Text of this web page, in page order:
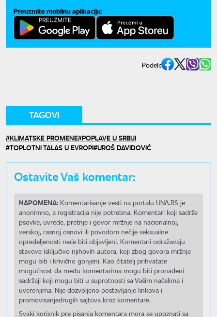
Preuzmite mobilnu aplikaciju:
Podeli:
TAGOVI
KLIMATSKE PROMENE POPLAVE U SRBIJI
TOPLOTNI TALAS U EVROPI UROŠ DAVIDOVIĆ
Ostavite Vaš komentar:
NAPOMENA: Komentarisanje vesti na portalu UNA.RS je
anonimno, a registracija nije potrebna. Komentari koji sadrže
psovke, uvrede, pretnje i govor mržnje na nacionalnoj,
verskoj, rasnoj osnovi ili povodom nečije seksualne
opredeljenosti neće biti objavljeni. Komentari odražavaju
stavove isključivo njihovih autora, koji zbog govora mržnje
mogu biti i krivično gonjeni. Kao čitatelj prihvatate
mogućnost da među komentarima mogu biti pronađeni
sadržaji koji mogu biti u suprotnosti sa Vašim načelima i
uverenjima. Nije dozvoljeno postavljanje linkova i
promovisanjedrugih sajtova kroz komentare.
Svaki korisnik pre pisanja komentara mora se upoznati sa